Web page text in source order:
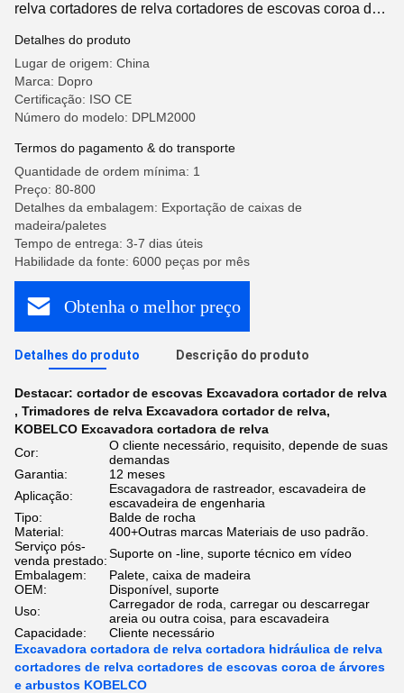
relva cortadores de relva cortadores de escovas coroa de
Detalhes do produto
Lugar de origem: China
Marca: Dopro
Certificação: ISO CE
Número do modelo: DPLM2000
Termos do pagamento & do transporte
Quantidade de ordem mínima: 1
Preço: 80-800
Detalhes da embalagem: Exportação de caixas de
madeira/paletes
Tempo de entrega: 3-7 dias úteis
Habilidade da fonte: 6000 peças por mês
Obtenha o melhor preço
Detalhes do produto Descrição do produto
Destacar: cortador de escovas Excavadora cortador de relva
, Trimadores de relva Excavadora cortador de relva,
KOBELCO Excavadora cortadora de relva
Cor:
O cliente necessário, requisito, depende de suas
demandas
Garantia:
12 meses
Aplicação:
Escavagadora de rastreador, escavadeira de
escavadeira de engenharia
Tipo:
Balde de rocha
Material:
400+Outras marcas Materiais de uso padrão.
Serviço pós-
venda prestado:Suporte on -line, suporte técnico em vídeo
Embalagem:
Palete, caixa de madeira
OEM:
Disponível, suporte
Uso:
Carregador de roda, carregar ou descarregar
areia ou outra coisa, para escavadeira
Capacidade:
Cliente necessário
Excavadora cortadora de relva cortadora hidráulica de relva
cortadores de relva cortadores de escovas coroa de árvores
e arbustos KOBELCO